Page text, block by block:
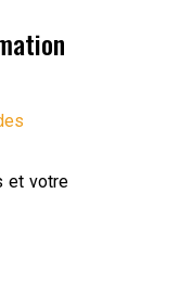
et votre